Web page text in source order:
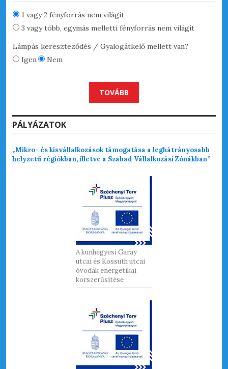
1 vagy 2 fényforrás nem világít
3 vagy több, egymás melletti fényforrás nem világít
Lámpás kereszteződés / Gyalogátkelő mellett van?
Igen
Nem
TOVÁBB
PÁLYÁZATOK
„Mikro- és kisvállalkozások támogatása a leghátrányosabb
helyzetű régiókban, illetve a Szabad Vállalkozási Zónákban”
A kunhegyesi Garay
utcai és Kossuth utcai
óvodák energetikai
korszerűsítése